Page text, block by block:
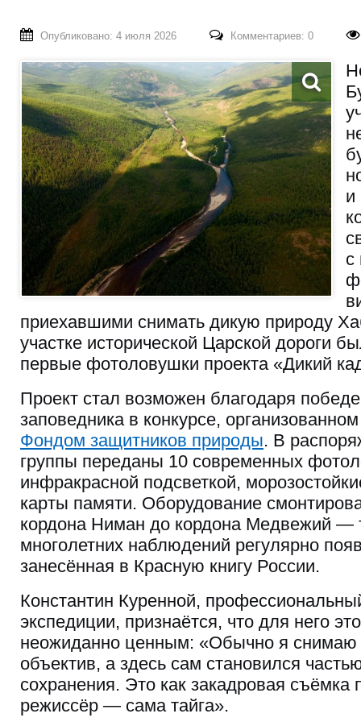
Опубликовано: 4 июля 2026 Комментариев: 0
и
с
приехавшими снимать дикую природу
участке исторической Царской дороги
первые фотоловушки проекта «Дикий
Проект стал возможен благодаря
заповедника в конкурсе,
Фондом защитников природы. В
группы переданы 10 современных
инфракрасной подсветкой,
карты памяти. Оборудование
кордона Ниман до кордона Медвежий —
многолетних наблюдений регулярно
занесённая в Красную книгу России.
Константин Куренной,
экспедиции, признаётся, что для него
неожиданно ценным: «Обычно я снимаю
объектив, а здесь сам становился
сохранения. Это как закадровая съёмка
режиссёр — сама тайга».